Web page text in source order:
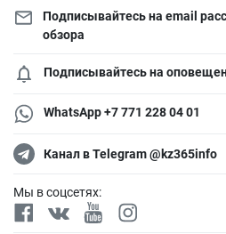
Подписывайтесь на email
обзора
Подписывайтесь на
WhatsApp +7 771 228 04 01
Канал в Telegram @kz365info
Мы в соцсетях: